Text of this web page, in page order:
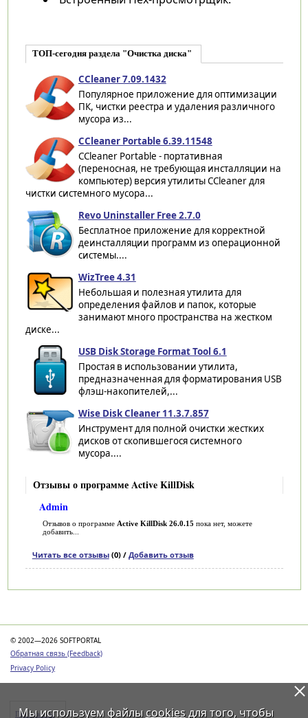
ТОП-сегодня раздела "Очистка диска"
CCleaner 7.09.1432
Популярное приложение для оптимизации
ПК, чистки реестра и удаления различного
мусора из...
CCleaner Portable 6.39.11548
CCleaner Portable - портативная
(переносная, не требующая инсталляции на
компьютер) версия утилиты CCleaner для
чистки системного мусора...
Revo Uninstaller Free 2.7.0
Бесплатное приложение для корректной
деинсталляции программ из операционной
системы....
WizTree 4.31
Небольшая и полезная утилита для
определения файлов и папок, которые
занимают много пространства на жестком
диске...
USB Disk Storage Format Tool 6.1
Простая в использовании утилита,
предназначенная для форматирования USB
флэш-накопителей,...
Wise Disk Cleaner 11.3.7.857
Инструмент для полной очистки жестких
дисков от скопившегося системного
мусора....
Отзывы о программе Active KillDisk
Admin
Отзывов о программе Active KillDisk 26.0.15 пока нет, можете
добавить...
Читать все отзывы(0) / Добавить отзыв
© 2002—2026 SOFTPORTAL
Обратная связь (Feedback)
Privacy Policy
Программы
Мы используем файлы cookiesдля того, чтобы